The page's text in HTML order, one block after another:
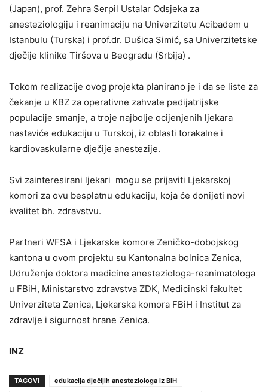
(Japan), prof. Zehra Serpil Ustalar Odsjeka za
anesteziologiju i reanimaciju na Univerzitetu Acibadem u
Istanbulu (Turska) i prof.dr. Dušica Simić, sa Univerzitetske
dječije klinike Tiršova u Beogradu (Srbija) .
Tokom realizacije ovog projekta planirano je i da se liste za
čekanje u KBZ za operativne zahvate pedijatrijske
populacije smanje, a troje najbolje ocijenjenih ljekara
nastaviće edukaciju u Turskoj, iz oblasti torakalne i
kardiovaskularne dječije anestezije.
Svi zainteresirani ljekari mogu se prijaviti Ljekarskoj
komori za ovu besplatnu edukaciju, koja će donijeti novi
kvalitet bh. zdravstvu.
Partneri WFSA i Ljekarske komore Zeničko-dobojskog
kantona u ovom projektu su Kantonalna bolnica Zenica,
Udruženje doktora medicine anesteziologa-reanimatologa
u FBiH, Ministarstvo zdravstva ZDK, Medicinski fakultet
Univerziteta Zenica, Ljekarska komora FBiH i Institut za
zdravlje i sigurnost hrane Zenica.
INZ
TAGOVI
edukacija dječijih anesteziologa iz BiH